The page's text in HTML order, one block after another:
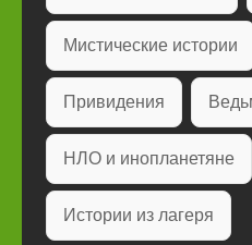
Мистические истории
Привидения
НЛО и инопланетяне
Истории из лагеря